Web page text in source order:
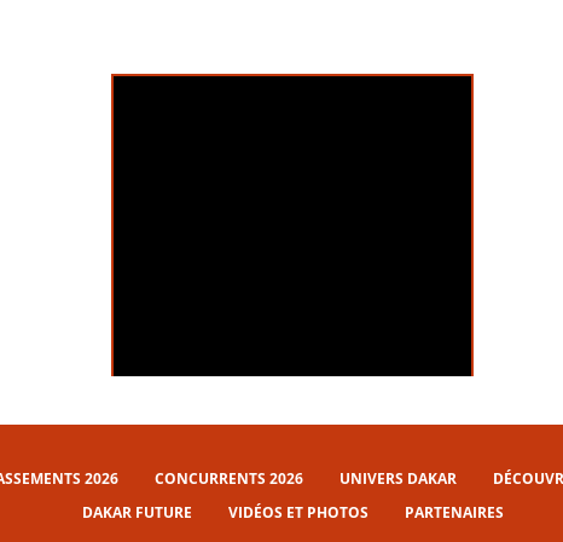
Dakar Tour 2023
2026 CONCURRENTS 2026 UNIVERS DAKAR
DAKAR FUTURE
VIDÉOS ET PHOTOS PARTENAIRES